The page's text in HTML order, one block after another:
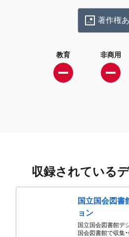
著作権
教育 非商用
収録されている
国立国会図書
ョン
国立国会図書館デ
国会図書館で収集